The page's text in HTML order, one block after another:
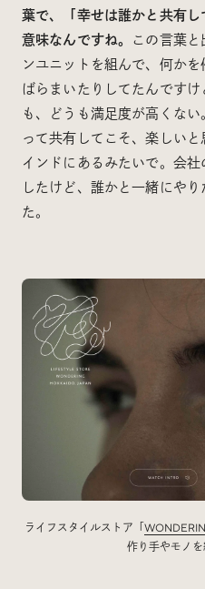
葉で、「幸せは誰かと共有
意味なんですね。
この言葉と
ンユニットを組んで、何か
ばらまいたりしてたんです
も、どうも満足度が高くな
って共有してこそ、楽しい
インドにあるみたいで。会
したけど、誰かと一緒にや
た。
ライフスタイルストア「
作り手やモノを